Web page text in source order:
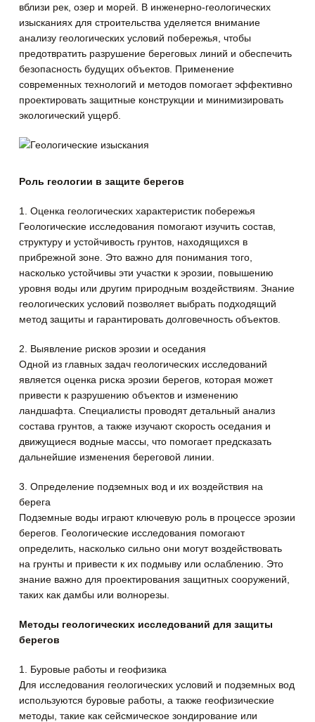
вблизи рек, озер и морей.
В инженерно-геологических
изысканиях для строительства уделяется внимание
анализу геологических условий побережья, чтобы
предотвратить разрушение береговых линий и обеспечить
безопасность будущих объектов. Применение
современных технологий и методов помогает эффективно
проектировать защитные конструкции и минимизировать
экологический ущерб.
Роль геологии в защите берегов
1. Оценка геологических характеристик побережья
Геологические исследования помогают изучить состав,
структуру и устойчивость грунтов, находящихся в
прибрежной зоне. Это важно для понимания того,
насколько устойчивы эти участки к эрозии, повышению
уровня воды или другим природным воздействиям. Знание
геологических условий позволяет выбрать подходящий
метод защиты и гарантировать долговечность объектов.
2. Выявление рисков эрозии и оседания
Одной из главных задач геологических исследований
является оценка риска эрозии берегов, которая может
привести к разрушению объектов и изменению
ландшафта. Специалисты проводят детальный анализ
состава грунтов, а также изучают скорость оседания и
движущиеся водные массы, что помогает предсказать
дальнейшие изменения береговой линии.
3. Определение подземных вод и их воздействия на
берега
Подземные воды играют ключевую роль в процессе эрозии
берегов. Геологические исследования помогают
определить, насколько сильно они могут воздействовать
на грунты и привести к их подмыву или ослаблению. Это
знание важно для проектирования защитных сооружений,
таких как дамбы или волнорезы.
Методы геологических исследований для защиты
берегов
1. Буровые работы и геофизика
Для исследования геологических условий и подземных вод
используются буровые работы, а также геофизические
методы, такие как сейсмическое зондирование или